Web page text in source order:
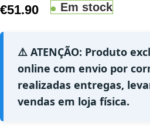
€51.90 Em stock
⚠️ ATENÇÃO: Produto
online com envio por
realizadas entregas,
vendas em loja física.